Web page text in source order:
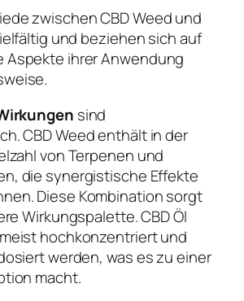
zwischen CBD Weed und
und beziehen sich auf
Aspekte ihrer Anwendung
sind
CBD Weed enthält in der
von Terpenen und
die synergistische Effekte
Diese Kombination sorgt
Wirkungspalette. CBD Öl
hochkonzentriert und
werden, was es zu einer
macht.